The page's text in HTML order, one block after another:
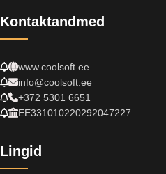
Kontaktandmed
www.coolsoft.ee
info@coolsoft.ee
+372 5301 6651
EE331010220292047227
Lingid